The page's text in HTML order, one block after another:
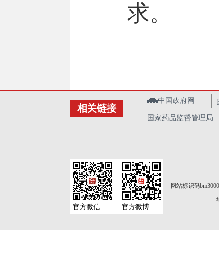
求。
相关链接
中国政府网
国家药品监督管理局
网站标识码
官方微信 官方微博